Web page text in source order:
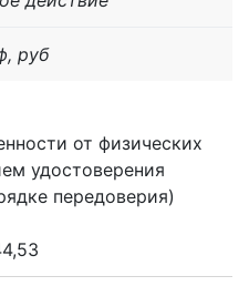
руб
от физических
удостоверения
передоверия)